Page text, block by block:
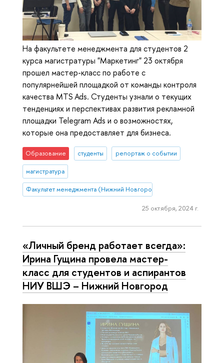
На факультете менеджмента для студентов 2
курса магистратуры "Маркетинг" 23 октября
прошел мастер-класс по работе с
популярнейшей площадкой от команды контроля
качества MTS Ads. Студенты узнали о текущих
тенденциях и перспективах развития рекламной
площадки Telegram Ads и о возможностях,
которые она предоставляет для бизнеса.
Образование студенты репортаж о событии
магистратура
Факультет менеджмента (Нижний Новгород)
25 октября, 2024 г.
«Личный бренд работает всегда»:
Ирина Гущина провела мастер-
класс для студентов и аспирантов
НИУ ВШЭ – Нижний Новгород